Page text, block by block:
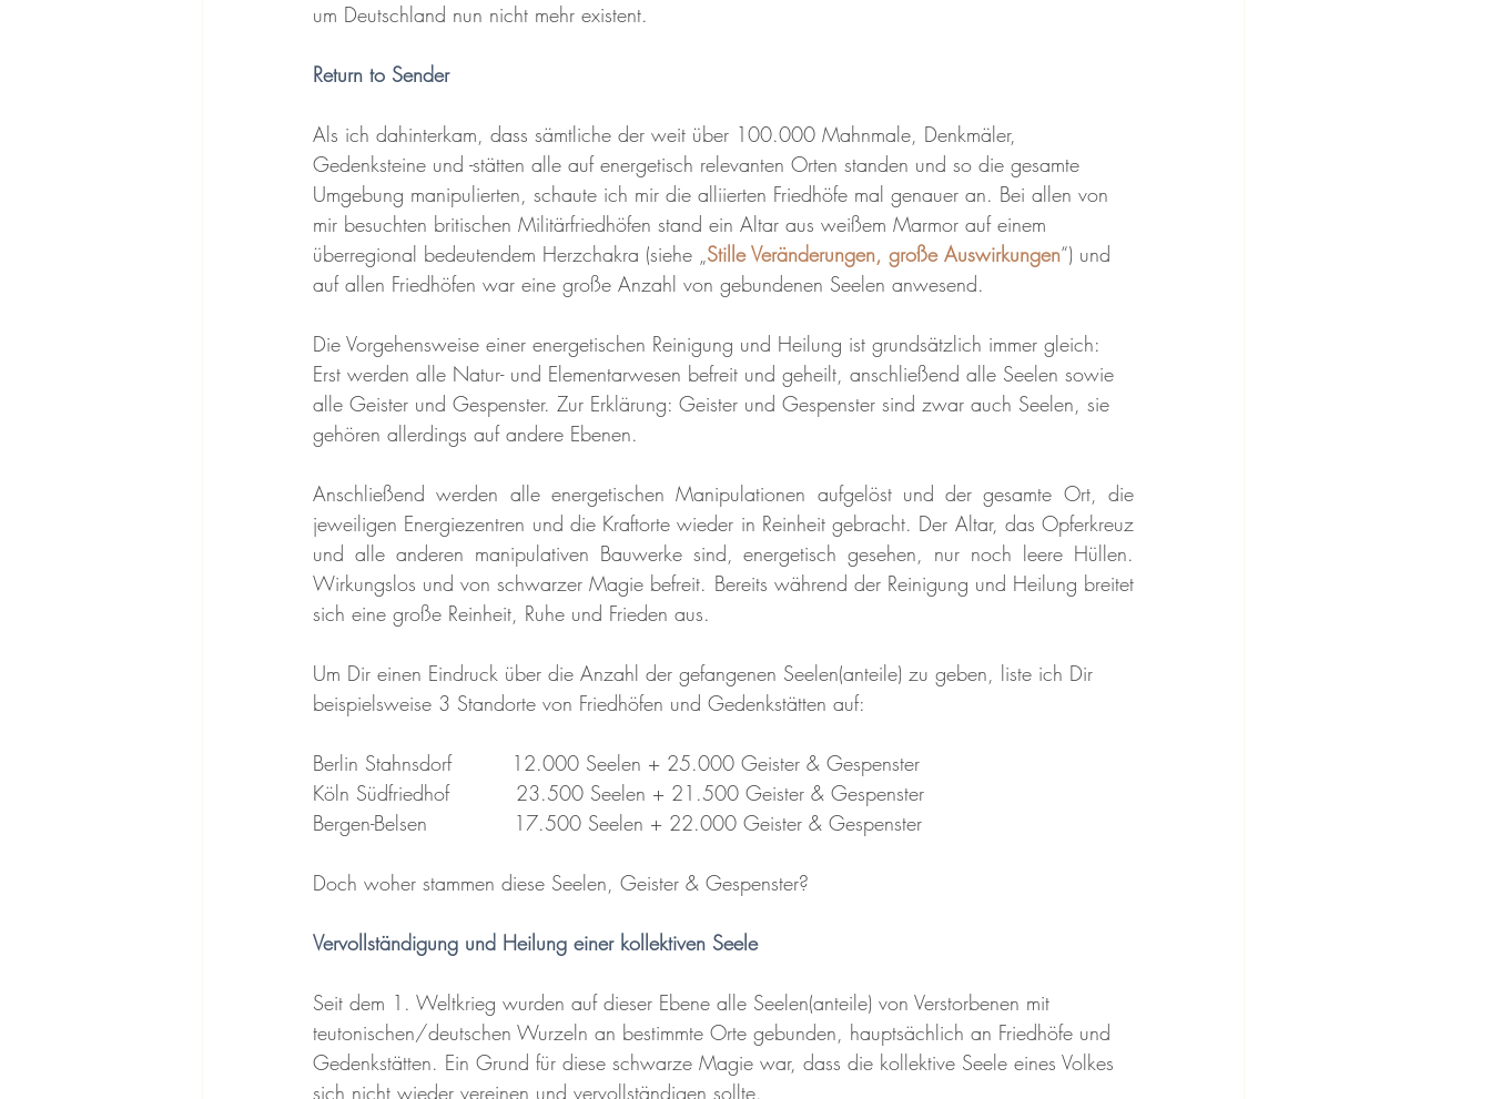
um Deutschland nun nicht mehr existent.
Return to Sender
Als ich dahinterkam, dass sämtliche der weit über 100.000 Mahnmale, Denkmäler,
Gedenksteine und -stätten alle auf energetisch relevanten Orten standen und so die gesamte
Umgebung manipulierten, schaute ich mir die alliierten Friedhöfe mal genauer an. Bei allen von
mir besuchten britischen Militärfriedhöfen stand ein Altar aus weißem Marmor auf einem
überregional bedeutendem Herzchakra (siehe „Stille Veränderungen, große Auswirkungen“) und
auf allen Friedhöfen war eine große Anzahl von gebundenen Seelen anwesend.
Die Vorgehensweise einer energetischen Reinigung und Heilung ist grundsätzlich immer gleich:
Erst werden alle Natur- und Elementarwesen befreit und geheilt, anschließend alle Seelen sowie
alle Geister und Gespenster. Zur Erklärung: Geister und Gespenster sind zwar auch Seelen, sie
gehören allerdings auf andere Ebenen.
Anschließend werden alle energetischen Manipulationen aufgelöst und der gesamte Ort, die
jeweiligen Energiezentren und die Kraftorte wieder in Reinheit gebracht. Der Altar, das Opferkreuz
und alle anderen manipulativen Bauwerke sind, energetisch gesehen, nur noch leere Hüllen.
Wirkungslos und von schwarzer Magie befreit. Bereits während der Reinigung und Heilung breitet
sich eine große Reinheit, Ruhe und Frieden aus.
Um Dir einen Eindruck über die Anzahl der gefangenen Seelen(anteile) zu geben, liste ich Dir
beispielsweise 3 Standorte von Friedhöfen und Gedenkstätten auf:
Berlin Stahnsdorf         12.000 Seelen + 25.000 Geister & Gespenster
Köln Südfriedhof          23.500 Seelen + 21.500 Geister & Gespenster
Bergen-Belsen             17.500 Seelen + 22.000 Geister & Gespenster
Doch woher stammen diese Seelen, Geister & Gespenster?
Vervollständigung und Heilung einer kollektiven Seele
Seit dem 1. Weltkrieg wurden auf dieser Ebene alle Seelen(anteile) von Verstorbenen mit
teutonischen/deutschen Wurzeln an bestimmte Orte gebunden, hauptsächlich an Friedhöfe und
Gedenkstätten. Ein Grund für diese schwarze Magie war, dass die kollektive Seele eines Volkes
sich nicht wieder vereinen und vervollständigen sollte.